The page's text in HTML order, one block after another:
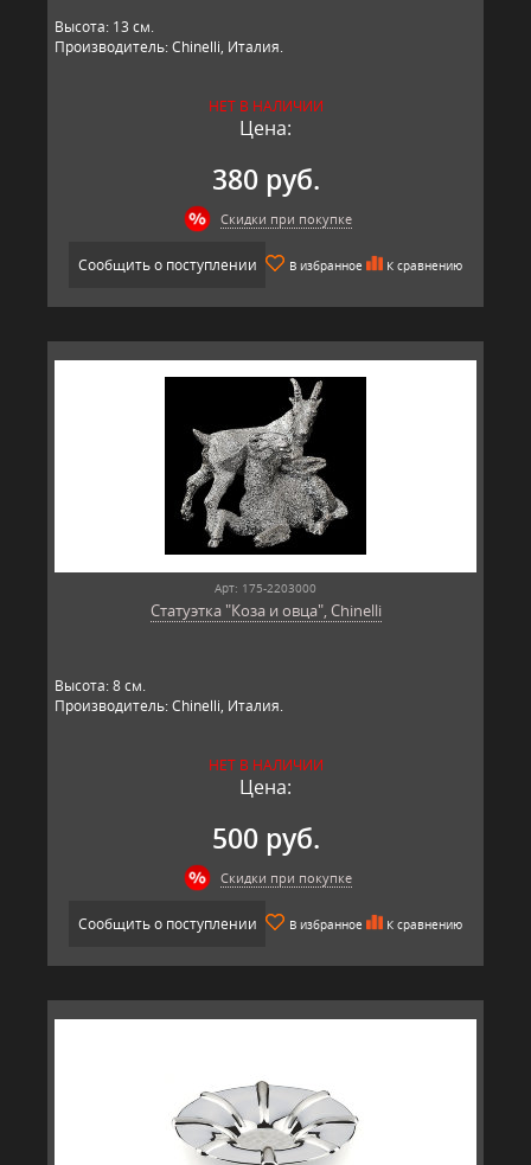
Высота: 13 см.
Производитель: Chinelli, Италия.
НЕТ В НАЛИЧИИ
Цена:
380 руб.
Скидки при покупке
Сообщить о поступлении В избранное К сравнению
Арт: 175-2203000
Статуэтка "Коза и овца", Chinelli
Высота: 8 см.
Производитель: Chinelli, Италия.
НЕТ В НАЛИЧИИ
Цена:
500 руб.
Скидки при покупке
Сообщить о поступлении В избранное К сравнению